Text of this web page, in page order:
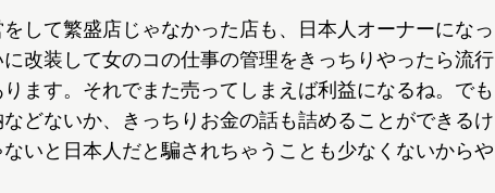
をして繁盛店じゃなかった店も、日本人オーナーになっ
改装して女のコの仕事の管理をきっちりやったら流行
ます。それでまた売ってしまえば利益になるね。でも
どないか、きっちりお金の話も詰めることができるけ
いと日本人だと騙されちゃうことも少なくないからや